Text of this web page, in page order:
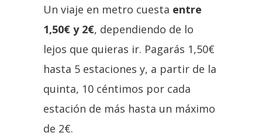
Un viaje en metro cuesta entre
1,50€ y 2€, dependiendo de lo
lejos que quieras ir. Pagarás 1,50€
hasta 5 estaciones y, a partir de la
quinta, 10 céntimos por cada
estación de más hasta un máximo
de 2€.